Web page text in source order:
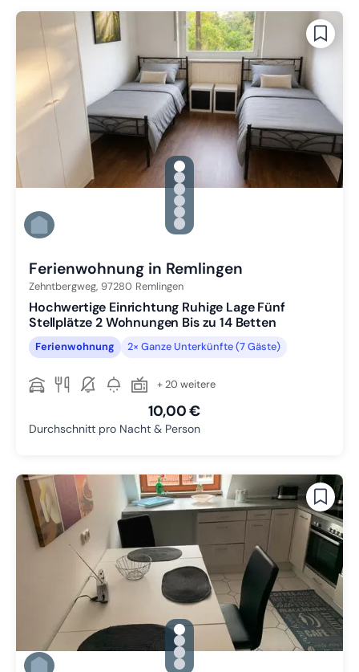
gallery.slide_selector
Zu Slide 1 wechseln
Zu Slide 2 wechseln
Zu Slide 3 wechseln
Zu Slide 4 wechseln
Zu Slide 5 wechseln
Zu Slide 6 wechseln
Ferienwohnung in Remlingen
Zehntbergweg, 97280 Remlingen
Hochwertige Einrichtung Ruhige Lage Fünf
Stellplätze 2 Wohnungen Bis zu 14 Betten
Ferienwohnung 2× Ganze Unterkünfte (7 Gäste)
+ 20 weitere
10,00 €
Durchschnitt pro Nacht & Person
gallery.slide_selector
Zu Slide 1 wechseln
Zu Slide 2 wechseln
Zu Slide 3 wechseln